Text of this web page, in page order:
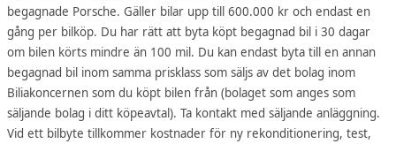
begagnade Porsche. Gäller bilar upp till 600.000 kr och endast en
gång per bilköp. Du har rätt att byta köpt begagnad bil i 30 dagar
om bilen körts mindre än 100 mil. Du kan endast byta till en annan
begagnad bil inom samma prisklass som säljs av det bolag inom
Biliakoncernen som du köpt bilen från (bolaget som anges som
säljande bolag i ditt köpeavtal). Ta kontakt med säljande anläggning.
Vid ett bilbyte tillkommer kostnader för ny rekonditionering, test,